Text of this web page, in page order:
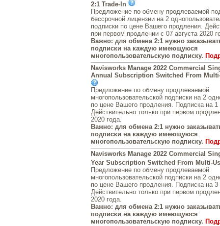
2:1 Trade-In
Предложение по обмену продлеваемой
бессрочной лицензии на 2
подписки по цене Вашего продления.
при первом продлении с 07 августа 2020
Важно: для обмена 2:1 нужно
подписки на каждую имеющуюся
многопользовательскую подписку.
Navisworks Manage 2022 Commercial
Annual Subscription Switched From
Предложение по обмену продлеваемой
многопользовательской подписки на 2
по цене Вашего продления. Подписка на 1
Действительно только при первом
2020 года.
Важно: для обмена 2:1 нужно
подписки на каждую имеющуюся
многопользовательскую подписку.
Navisworks Manage 2022 Commercial
Year Subscription Switched From Multi-
Предложение по обмену продлеваемой
многопользовательской подписки на 2
по цене Вашего продления. Подписка на 3
Действительно только при первом
2020 года.
Важно: для обмена 2:1 нужно
подписки на каждую имеющуюся
многопользовательскую подписку.